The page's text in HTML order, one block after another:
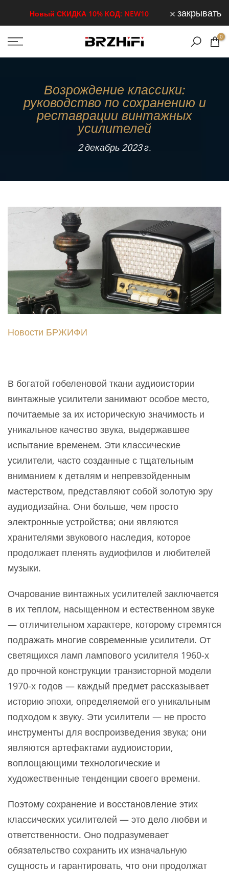
Перейти
к
содержанию
Новый СКИДКА 10% КОД: NEW10 закрывать
0
Возрождение классики:
руководство по сохранению и
реставрации винтажных
усилителей
2 декабрь 2023 г.
Новости БРЖИФИ
В богатой гобеленовой ткани аудиоистории
винтажные усилители занимают особое место,
почитаемые за их историческую значимость и
уникальное качество звука, выдержавшее
испытание временем. Эти классические
усилители, часто созданные с тщательным
вниманием к деталям и непревзойденным
мастерством, представляют собой золотую эру
аудиодизайна. Они больше, чем просто
электронные устройства; они являются
хранителями звукового наследия, которое
продолжает пленять аудиофилов и любителей
музыки.
Очарование винтажных усилителей заключается
в их теплом, насыщенном и естественном звуке
— отличительном характере, которому стремятся
подражать многие современные усилители. От
светящихся ламп лампового усилителя 1960-х
до прочной конструкции транзисторной модели
1970-х годов — каждый предмет рассказывает
историю эпохи, определяемой его уникальным
подходом к звуку. Эти усилители — не просто
инструменты для воспроизведения звука; они
являются артефактами аудиоистории,
воплощающими технологические и
художественные тенденции своего времени.
Поэтому сохранение и восстановление этих
классических усилителей — это дело любви и
ответственности. Оно подразумевает
обязательство сохранить их изначальную
сущность и гарантировать, что они продолжат